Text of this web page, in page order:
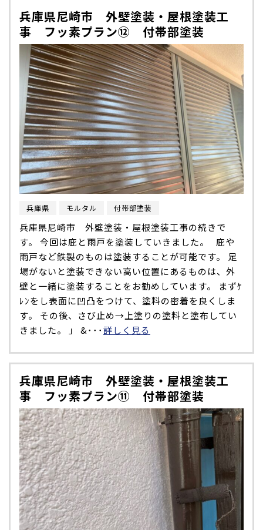
兵庫県尼崎市 外壁塗装・屋根塗装工
事 フッ素プラン⑫ 付帯部塗装
兵庫県 モルタル 付帯部塗装
兵庫県尼崎市 外壁塗装・屋根塗装工事の続きで
す。 今回は庇と雨戸を塗装していきました。 庇や
雨戸など鉄製のものは塗装することが可能です。 足
場がないと塗装できない高い位置にあるものは、外
壁と一緒に塗装することをお勧めしています。 まずｹ
ﾚﾝをし表面に凹凸をつけて、塗料の密着を良くしま
す。 その後、さび止め→上塗りの塗料と塗布してい
きました。 」 &･･･詳しく見る
兵庫県尼崎市 外壁塗装・屋根塗装工
事 フッ素プラン⑪ 付帯部塗装